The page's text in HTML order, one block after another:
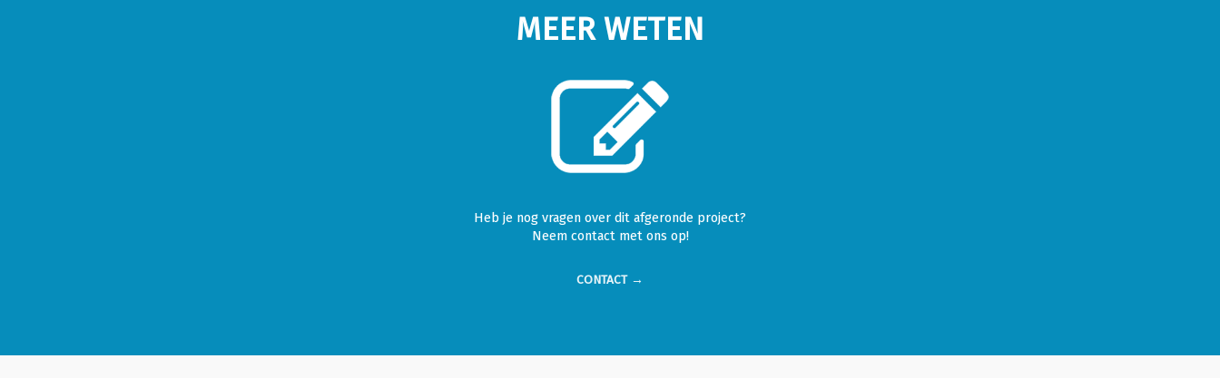
MEER WETEN
Heb je nog vragen over dit afgeronde project?
Neem contact met ons op!
CONTACT →